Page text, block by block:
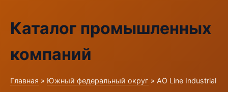
Каталог промышленных
компаний
Главная » Южный федеральный округ » АО Line Industrial